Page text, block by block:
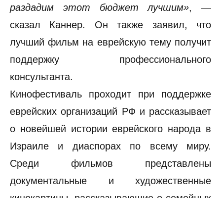
раздадим этот бюджет лучшим», —
сказал Каннер. Он также заявил, что
лучший фильм на еврейскую тему получит
поддержку профессионального
консультанта.
Кинофестиваль проходит при поддержке
еврейских организаций РФ и рассказывает
о новейшей истории еврейского народа в
Израиле и диаспорах по всему миру.
Среди фильмов представлены
документальные и художественные